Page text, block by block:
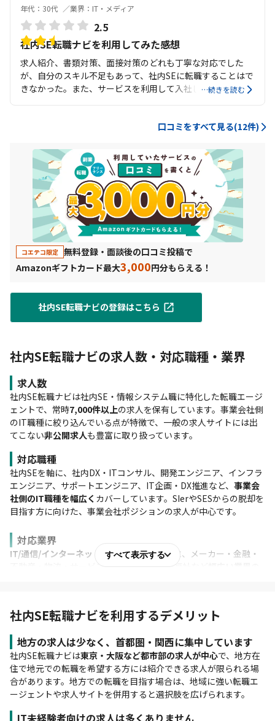
年代：30代
業界：IT・メディア
2.5
社内SE転職ナビを利用してみた感想
求人紹介、書類対策、面接対策のどれも丁寧な対応でした
が、自分のスキル不足もあって、社内SEに転職することはで
きなかった。また、サービスを利用して入社した企業を後に
…続きを読む
口コミをすべて見る(12件)
コエテコ限定 無料登録・面談後の口コミ投稿で
Amazonギフトカード最大3,000円分もらえる！
社内SE転職ナビの登録はこちら
社内SE転職ナビの求人数・対応職種・業界
求人数
社内SE転職ナビは社内SE・情報システム職に特化した転職エージ
ェントで、常時7,000件以上の求人を保有しています。事業会社側
のIT職種に絞り込んでいる点が特徴で、一般の求人サイトには出
てこない非公開求人も豊富に取り扱っています。
対応職種
社内SEを軸に、社内DX・ITコンサル、開発エンジニア、インフラ
エンジニア、サポートエンジニア、IT企画・DX推進など、 事業会
社側のIT職種を幅広く カバーしています。SIerやSESからの脱却を
目指す方に向けた、事業会社ポジションの求人が中心です。
対応業界
IT/通信/インターネット/ゲーム業界を中心に、メーカー・金融・
すべて表示する
社内SE転職ナビを利用するデメリット
地方の求人は少なく、首都圏・関西に集中しています
社内SE転職ナビは東京・大阪など都市部の求人が中心で、地方在
住で地元での転職を希望する方には紹介できる求人が限られる場
合があります。地方での転職を目指す場合は、地域に強い転職エ
ージェントや求人サイトを併用すると選択肢を広げられます。
IT未経験者向けの求人は多くありません